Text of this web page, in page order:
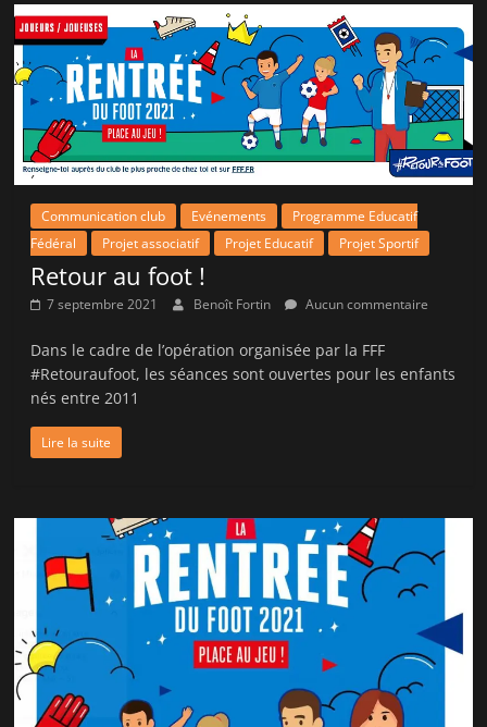
Communication club Evénements
Programme Educatif
Fédéral
Projet associatif Projet Educatif Projet Sportif
Retour au foot !
7 septembre 2021 Benoît Fortin Aucun commentaire
Dans le cadre de l’opération organisée par la FFF
#Retouraufoot, les séances sont ouvertes pour les enfants
nés entre 2011
Lire la suite